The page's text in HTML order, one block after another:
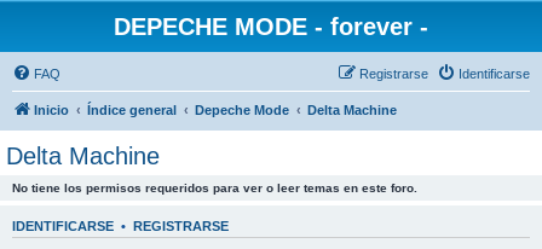
DEPECHE MODE - forever -
FAQ Identificarse
Registrarse
Inicio Índice general Depeche Mode Delta Machine
Delta Machine
No tiene los permisos requeridos para ver o leer temas en este foro.
IDENTIFICARSE • REGISTRARSE